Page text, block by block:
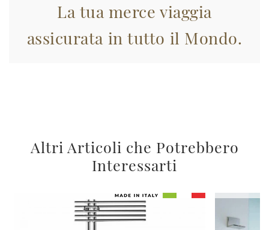
La tua merce viaggia
assicurata in tutto il Mondo.
Altri Articoli che Potrebbero
Interessarti